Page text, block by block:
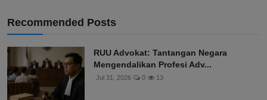
Recommended Posts
RUU Advokat: Tantangan Negara
Mengendalikan Profesi Adv...
Jul 31, 2026 0 13